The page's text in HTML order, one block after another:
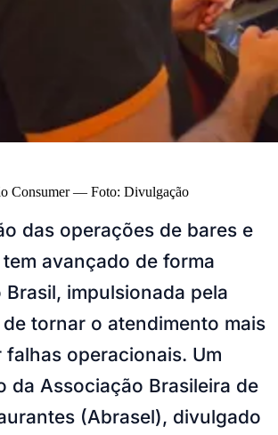
A
Consumer— Foto: Divulgação
das operações de bares e
avançado de forma
impulsionada pela
tornar o atendimento mais
operacionais. Um
da Associação Brasileira de
(Abrasel), divulgado